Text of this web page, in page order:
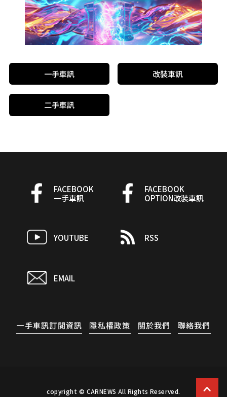
一手車訊 改裝車訊
二手車訊
FACEBOOK
一手車訊
FACEBOOK
OPTION改裝車訊
YOUTUBE RSS
EMAIL
一手車訊訂閱資訊 隱私權政策 關於我們 聯絡我們
copyright © CARNEWS All Rights Reserved.